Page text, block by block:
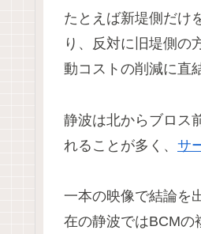
たとえば新堤側だけ
り、反対に旧堤側の
動コストの削減に直
静波は北からブロス
れることが多く、 サ
一本の映像で結論を
在の静波ではBCMの